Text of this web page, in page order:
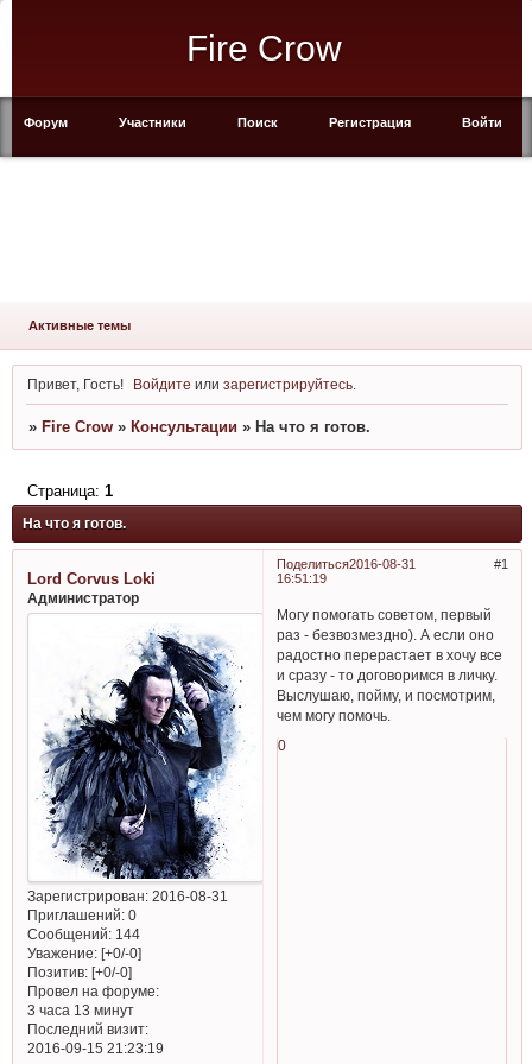
Fire Crow
Форум Участники Поиск Регистрация Войти
Активные темы
Привет, Гость! Войдите илизарегистрируйтесь
» Fire Crow » Консультации » На что я готов.
На что я готов.
Страница: 1
Поделиться 1
2016-08-31
16:51:19
Lord Corvus Loki
Администратор
Зарегистрирован: 2016-08-31
Приглашений:0
Сообщений:144
Уважение: [+0/-0]
Позитив: [+0/-0]
Провел на форуме:
3 часа 13 минут
Последний визит:
2016-09-15 21:23:19
Могу помогать советом, первый
раз - безвозмездно). А если оно
радостно перерастает в хочу все
и сразу - то договоримся в личку.
Выслушаю, пойму, и посмотрим,
чем могу помочь.
0